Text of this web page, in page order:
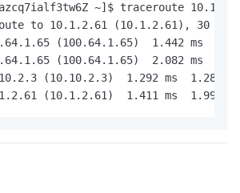
~]$ traceroute
to 10.1.2.61 (10.1.2.61), 30
(100.64.1.65)  1.442 ms
(100.64.1.65)  2.082 ms
(10.10.2.3)  1.292 ms  1.281
(10.1.2.61)  1.411 ms  1.995